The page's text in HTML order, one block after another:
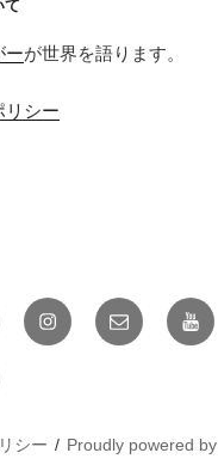
て
ーが世界を語ります。
リシー
Instagramメ
ー
シー Proudly powered